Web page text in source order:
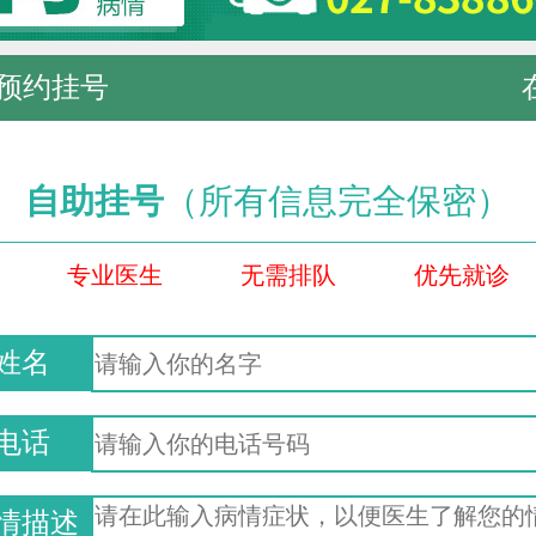
约挂号
自助挂号 （所有信息完全保密）
专业医生 无需排队 优先就诊
名
话
描述